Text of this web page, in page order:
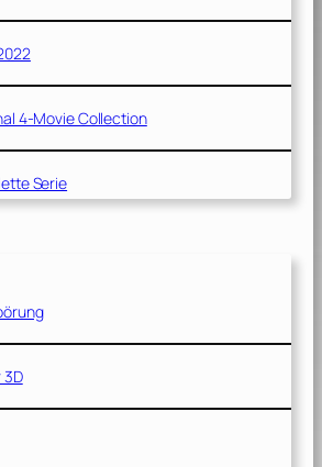
4-Movie Collection
Serie
3D